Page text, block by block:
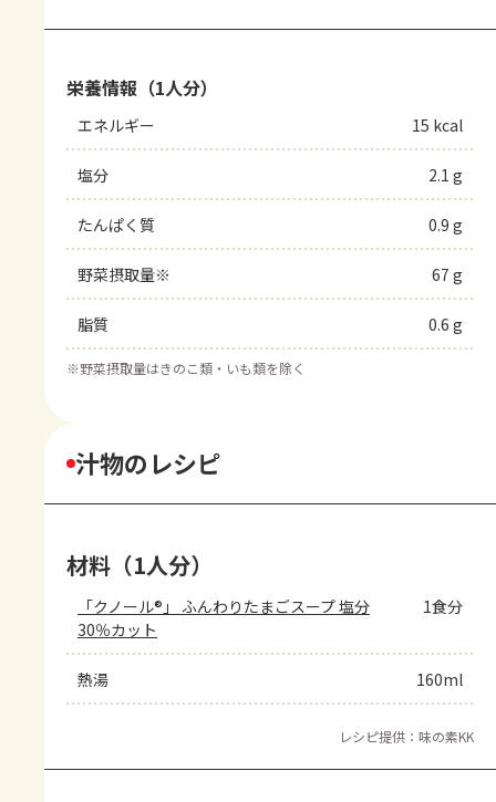
栄養情報（1人分）
エネルギー 15 kcal
塩分 2.1 g
たんぱく質 0.9 g
野菜摂取量※ 67 g
脂質 0.6 g
※野菜摂取量はきのこ類・いも類を除く
汁物のレシピ
材料（1人分）
「クノール®」 ふんわりたまごスープ 塩分
30％カット
1食分
熱湯 160ml
レシピ提供：味の素KK